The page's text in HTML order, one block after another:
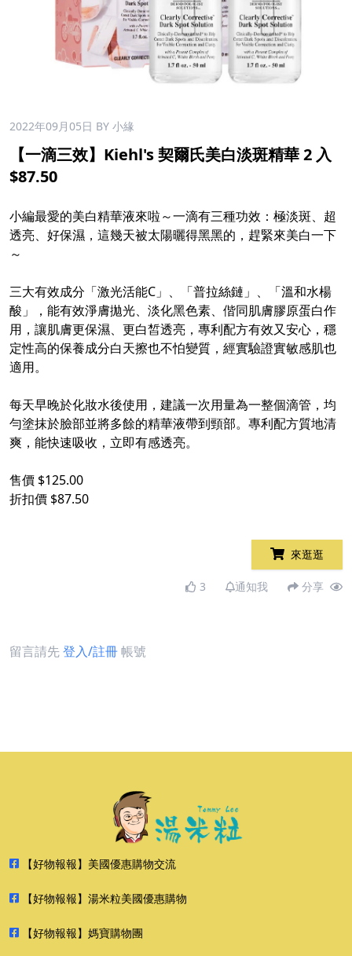
2022年09月05日 BY 小緣
【一滴三效】Kiehl's 契爾氏美白淡斑精華 2 入
$87.50
小編最愛的美白精華液來啦～一滴有三種功效：極淡斑、超
透亮、好保濕，這幾天被太陽曬得黑黑的，趕緊來美白一下
～​
三大有效成分「激光活能C」、「普拉絲鏈」、「溫和水楊
酸」，能有效淨膚拋光、淡化黑色素、偕同肌膚膠原蛋白作
用，讓肌膚更保濕、更白皙透亮，專利配方有效又安心，穩
定性高的保養成分白天擦也不怕變質，經實驗證實敏感肌也
適用。​
每天早晚於化妝水後使用，建議一次用量為一整個滴管，均
勻塗抹於臉部並將多餘的精華液帶到頸部。專利配方質地清
爽，能快速吸收，立即有感透亮。​
售價 $125.00
折扣價 $87.50
來逛逛
3 通知我 分享
留言請先登入/註冊帳號
【好物報報】美國優惠購物交流
【好物報報】湯米粒美國優惠購物
【好物報報】媽寶購物團